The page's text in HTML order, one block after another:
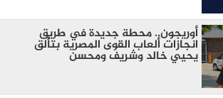
أوريجون.. محطة جديدة في طريق
انجازات ألعاب القوى المصرية بتألق
يحيي خالد وشريف ومحسن